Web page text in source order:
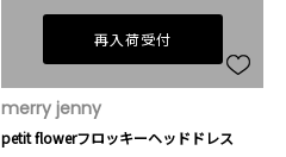
再入荷受付
merry jenny
petit flowerフロッキーヘッドドレス